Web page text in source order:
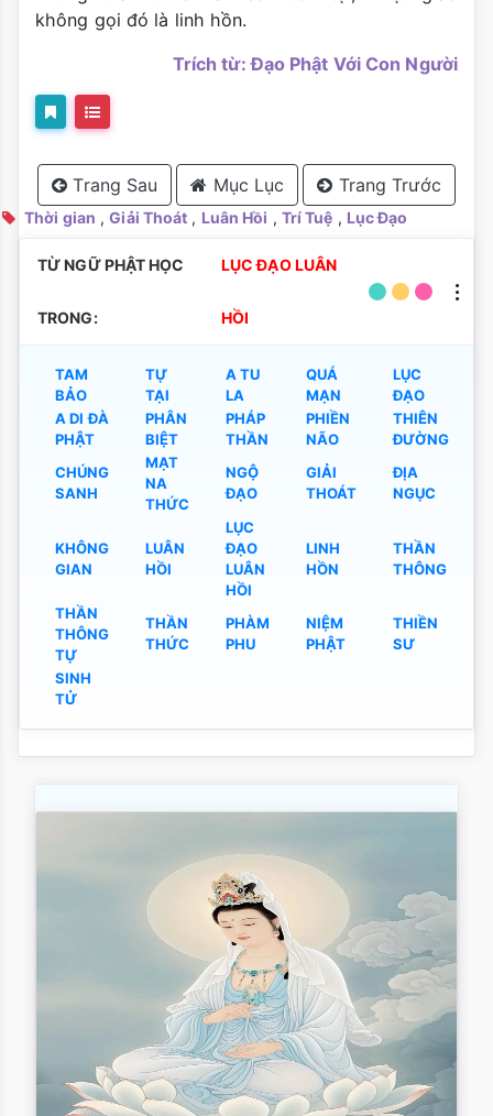
không gọi đó là linh hồn.
Trích từ: Đạo Phật Với Con Người
Trang Sau Mục Lục Trang Trước
Thời gian ,Giải Thoát , Luân Hồi , Trí Tuệ , Lục Đạo
TỪ NGỮ PHẬT HỌC
TRONG:
LỤC ĐẠO LUÂN
HỒI
TAM
BẢO
TỰ
TẠI
A TU
LA
QUÁ
MẠN
LỤC
ĐẠO
A DI ĐÀ
PHẬT
PHÂN
BIỆT
PHÁP
THẦN
PHIỀN
NÃO
THIÊN
ĐƯỜNG
CHÚNG
SANH
MẠT
NA
THỨC
NGỘ
ĐẠO
GIẢI
THOÁT
ĐỊA
NGỤC
KHÔNG
GIAN
LUÂN
HỒI
LỤC
ĐẠO
LUÂN
HỒI
LINH
HỒN
THẦN
THÔNG
THẦN
THÔNG
TỰ
THẦN
THỨC
PHÀM
PHU
NIỆM
PHẬT
THIỀN
SƯ
SINH
TỬ